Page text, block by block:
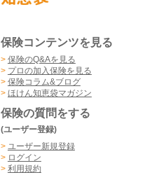
保険コンテンツを見る
> 保険のQ&Aを見る
> プロの加入保険を見る
> 保険コラム&ブログ
> ほけん知恵袋マガジン
保険の質問をする
(ユーザー登録)
> ユーザー新規登録
> ログイン
> 利用規約